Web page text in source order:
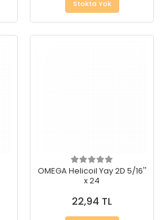
Stokta Yok
OMEGA Helicoil Yay 2D 5/16''
x 24
22,94 TL